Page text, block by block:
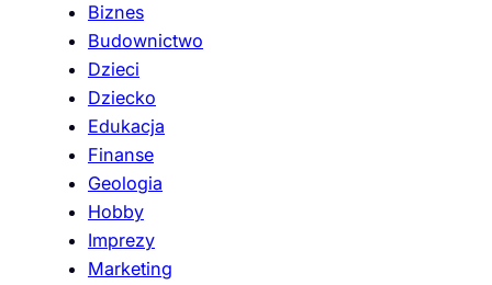
Biznes
Budownictwo
Dzieci
Dziecko
Edukacja
Finanse
Geologia
Hobby
Imprezy
Marketing